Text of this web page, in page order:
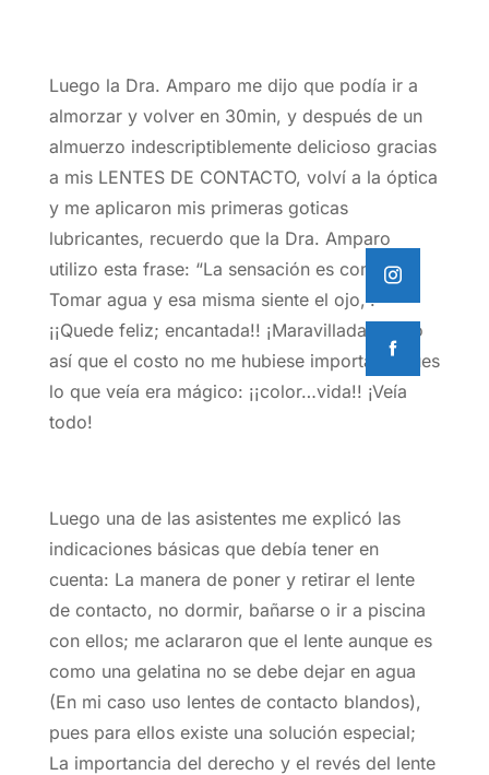
Luego la Dra. Amparo me dijo que podía ir a
almorzar y volver en 30min, y después de un
almuerzo indescriptiblemente delicioso gracias
a mis LENTES DE CONTACTO, volví a la óptica
y me aplicaron mis primeras goticas
lubricantes, recuerdo que la Dra. Amparo
utilizo esta frase: “La sensación es como:
Tomar agua y esa misma siente el ojo,”.
¡¡Quede feliz; encantada!! ¡Maravillada! Tanto
así que el costo no me hubiese importado pues
lo que veía era mágico: ¡¡color…vida!! ¡Veía
todo!
Luego una de las asistentes me explicó las
indicaciones básicas que debía tener en
cuenta: La manera de poner y retirar el lente
de contacto, no dormir, bañarse o ir a piscina
con ellos; me aclararon que el lente aunque es
como una gelatina no se debe dejar en agua
(En mi caso uso lentes de contacto blandos),
pues para ellos existe una solución especial;
La importancia del derecho y el revés del lente